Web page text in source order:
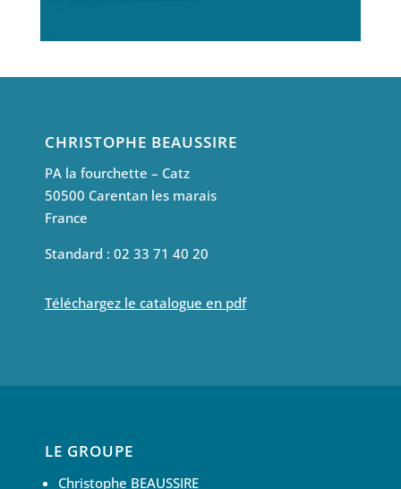
CHRISTOPHE BEAUSSIRE
PA la fourchette – Catz
50500 Carentan les marais
France
Standard : 02 33 71 40 20
Téléchargez le catalogue en pdf
LE GROUPE
Christophe BEAUSSIRE